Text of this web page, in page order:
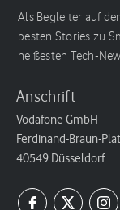
Als Begleiter auf
besten Stories zu
heißesten Tech-
Anschrift
Vodafone GmbH
Ferdinand-Braun-
40549 Düsseldorf